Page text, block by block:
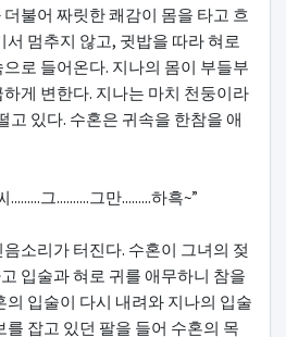
불어 짜릿한 쾌감이 몸을 타고 흐
서 멈추지 않고, 귓밥을 따라 혀로
로 들어온다. 지나의 몸이 부들부
게 변한다. 지나는 마치 천둥이라
고 있다. 수혼은 귀속을 한참을 애
그..........그만.........하흑~”
소리가 터진다. 수혼이 그녀의 젖
입술과 혀로 귀를 애무하니 참을
의 입술이 다시 내려와 지나의 입술
잡고 있던 팔을 들어 수혼의 목